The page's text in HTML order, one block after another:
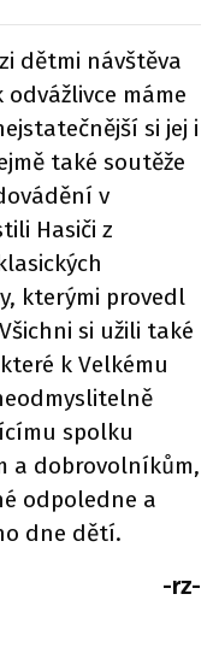
dětmi návštěva
máme
si jej i
také soutěže
v
Hasiči z
kterými provedl
si užili také
k Velkému
spolku
a dobrovolníkům,
odpoledne a
dne dětí.
-rz-